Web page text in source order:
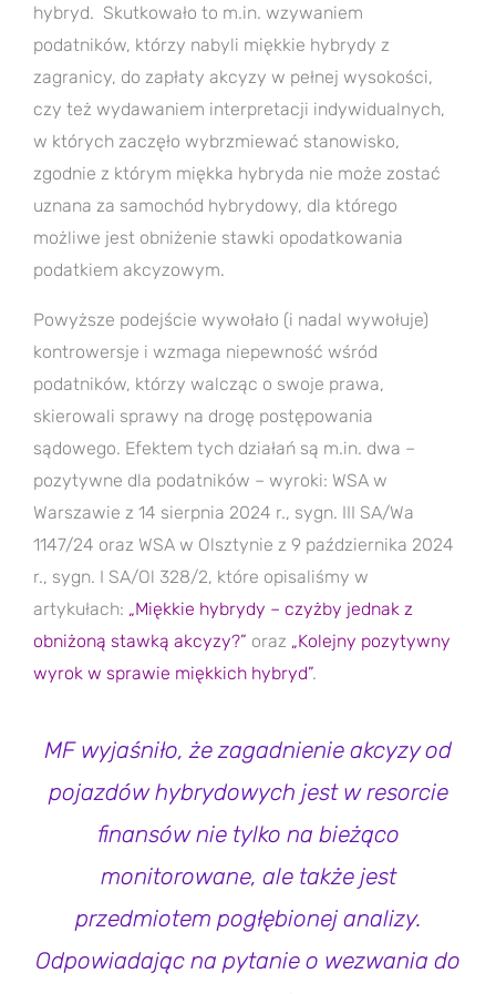
hybryd. Skutkowało to m.in. wzywaniem
podatników, którzy nabyli miękkie hybrydy z
zagranicy, do zapłaty akcyzy w pełnej wysokości,
czy też wydawaniem interpretacji indywidualnych,
w których zaczęło wybrzmiewać stanowisko,
zgodnie z którym miękka hybryda nie może zostać
uznana za samochód hybrydowy, dla którego
możliwe jest obniżenie stawki opodatkowania
podatkiem akcyzowym.
Powyższe podejście wywołało (i nadal wywołuje)
kontrowersje i wzmaga niepewność wśród
podatników, którzy walcząc o swoje prawa,
skierowali sprawy na drogę postępowania
sądowego. Efektem tych działań są m.in. dwa –
pozytywne dla podatników – wyroki: WSA w
Warszawie z 14 sierpnia 2024 r., sygn. III SA/Wa
1147/24 oraz WSA w Olsztynie z 9 października 2024
r., sygn. I SA/Ol 328/2, które opisaliśmy w
artykułach: „Miękkie hybrydy – czyżby jednak z
obniżoną stawką akcyzy?” oraz „Kolejny pozytywny
wyrok w sprawie miękkich hybryd”.
MF wyjaśniło, że zagadnienie akcyzy od
pojazdów hybrydowych jest w resorcie
finansów nie tylko na bieżąco
monitorowane, ale także jest
przedmiotem pogłębionej analizy.
Odpowiadając na pytanie o wezwania do